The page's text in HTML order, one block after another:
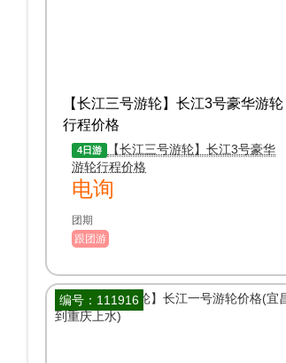
【长江三号游轮】长江3号豪华游轮
行程价格
4日游
【长江三号游轮】长江3号豪华
游轮行程价格
电询
团期
跟团游
编号：111916